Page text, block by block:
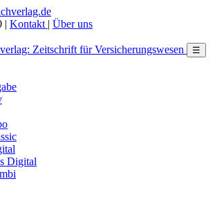
| Kontakt | Über uns
☰
Digital